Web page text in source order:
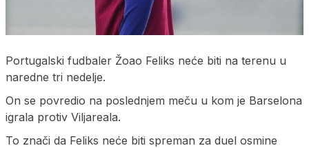
Portugalski fudbaler Žoao Feliks neće biti na terenu u
naredne tri nedelje.
On se povredio na poslednjem meču u kom je Barselona
igrala protiv Viljareala.
To znači da Feliks neće biti spreman za duel osmine